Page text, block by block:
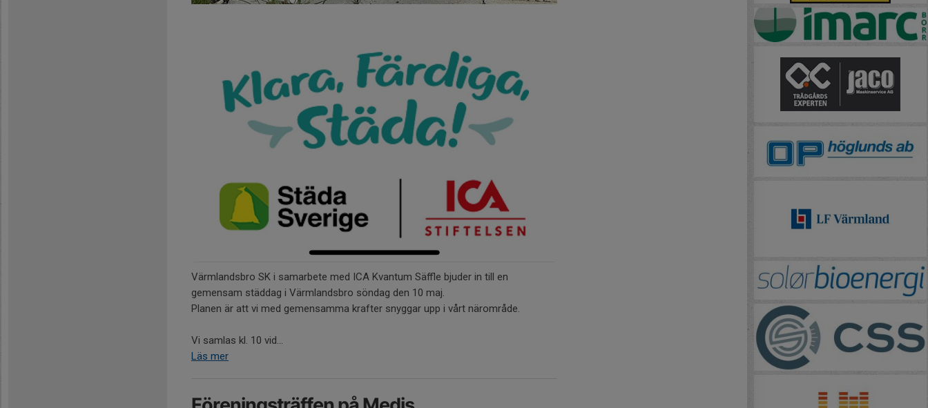
Värmlandsbro SK i samarbete med ICA Kvantum Säffle bjuder in till en
gemensam städdag i Värmlandsbro söndag den 10 maj.
Planen är att vi med gemensamma krafter snyggar upp i vårt närområde.
Vi samlas kl. 10 vid...
Läs mer